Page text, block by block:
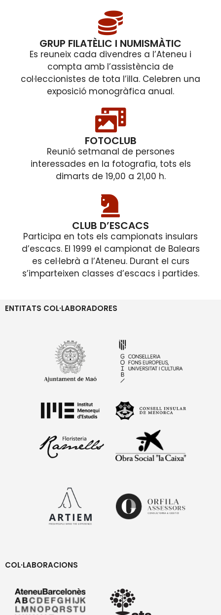
GRUP FILATÈLIC I NUMISMÀTIC
Es reuneix cada divendres a l’Ateneu i
compta amb l’assistència de
col·leccionistes de tota l’illa. Celebren una
exposició monogràfica anual.
FOTOCLUB
Reunió setmanal de persones
interessades en la fotografia, tots els
dimarts de 19,00 a 21,00 h.
CLUB D’ESCACS
Participa en tots els campionats insulars
d’escacs. El 1999 el campionat de Balears
es cel·lebrà a l’Ateneu. Durant el curs
s’imparteixen classes d’escacs i partides.
ENTITATS COL·LABORADORES
COL·LABORACIONS